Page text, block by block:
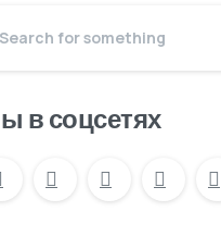
в соцсетях